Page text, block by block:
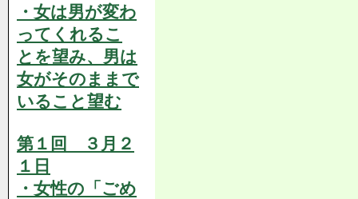
・女は男が変わ
ってくれるこ
とを望み、男は
女がそのままで
いること望む
第１回 ３月２
１日
・女性の「ごめ